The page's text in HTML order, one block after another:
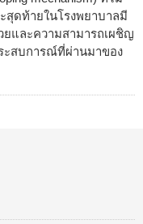
สุดท้ายในโรงพยาบาลมี
และความสามารถเผชิญ
สบการณ์ที่ผ่านมาของ